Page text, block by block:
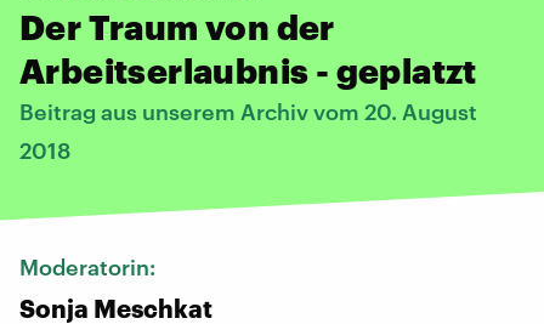
Der Traum von der
Arbeitserlaubnis - geplatzt
Beitrag aus unserem Archiv vom 20. August
2018
Moderatorin:
Sonja Meschkat